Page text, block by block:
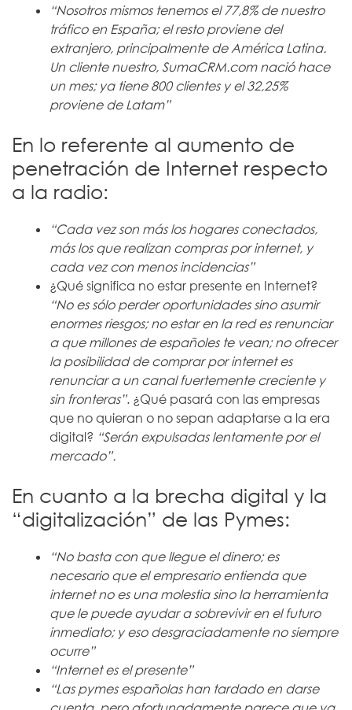
“Nosotros mismos tenemos el 77,8% de nuestro
tráfico en España; el resto proviene del
extranjero, principalmente de América Latina.
Un cliente nuestro, SumaCRM.com nació hace
un mes; ya tiene 800 clientes y el 32,25%
proviene de Latam”
En lo referente al aumento de
penetración de Internet respecto
a la radio:
“Cada vez son más los hogares conectados,
más los que realizan compras por internet, y
cada vez con menos incidencias”
¿Qué significa no estar presente en Internet?
“No es sólo perder oportunidades sino asumir
enormes riesgos; no estar en la red es renunciar
a que millones de españoles te vean; no ofrecer
la posibilidad de comprar por internet es
renunciar a un canal fuertemente creciente y
sin fronteras”. ¿Qué pasará con las empresas
que no quieran o no sepan adaptarse a la era
digital? “Serán expulsadas lentamente por el
mercado”.
En cuanto a la brecha digital y la
“digitalización” de las Pymes:
“No basta con que llegue el dinero; es
necesario que el empresario entienda que
internet no es una molestia sino la herramienta
que le puede ayudar a sobrevivir en el futuro
inmediato; y eso desgraciadamente no siempre
ocurre”
“Internet es el presente”
“Las pymes españolas han tardado en darse